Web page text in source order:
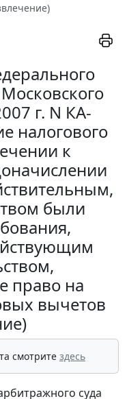
г. N КА-
налогового
к
были
право на
вычетов
смотрите здесь
суда